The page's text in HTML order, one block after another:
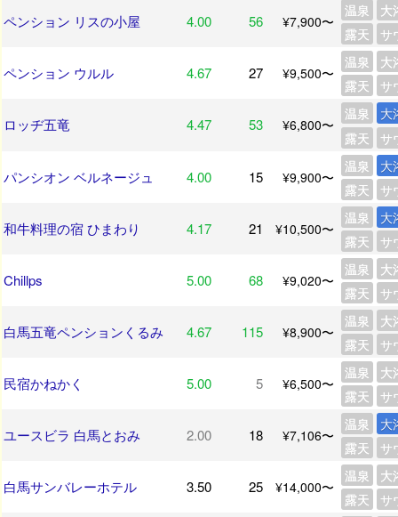
ペンション リスの小屋 4.00 56 ¥7,900〜
温泉
大
露天
サ
ペンション ウルル 4.67 27 ¥9,500〜
温泉
大
露天
サ
ロッヂ五竜 4.47 53 ¥6,800〜
温泉
大
露天
サ
パンシオン ベルネージュ 4.00 15 ¥9,900〜
温泉
大
露天
サ
和牛料理の宿 ひまわり 4.17 21 ¥10,500〜
温泉
大
露天
サ
Chillps 5.00 68 ¥9,020〜
温泉
大
露天
サ
白馬五竜ペンションくるみ 4.67 115 ¥8,900〜
温泉
大
露天
サ
民宿かねかく 5.00 5 ¥6,500〜
温泉
大
露天
サ
ユースビラ 白馬とおみ 2.00 18 ¥7,106〜
温泉
大
露天
サ
白馬サンバレーホテル 3.50 25 ¥14,000〜
温泉
大
露天
サ